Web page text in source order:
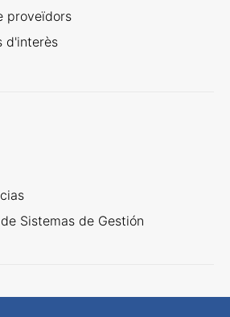
proveïdors
d'interès
Sistemas de Gestión